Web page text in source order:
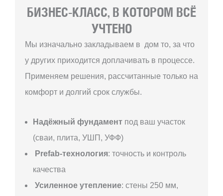
БИЗНЕС-КЛАСС, В КОТОРОМ ВСЁ
УЧТЕНО
Мы изначально закладываем в дом то, за что
у других приходится доплачивать в процессе.
Применяем решения, рассчитанные только на
комфорт и долгий срок службы.
Надёжный фундамент под ваш участок
(сваи, плита, УШП, УФФ)
Prefab-технология: точность и контроль
качества
Усиленное утепление: стены 250 мм,